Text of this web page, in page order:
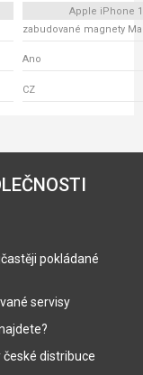
Apple iPhone
zabudované magnety
Ano
CZ
pokládané
servisy
distribuce